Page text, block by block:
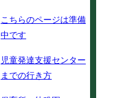
こちらのページは準備
中です
児童発達支援センター
までの行き方